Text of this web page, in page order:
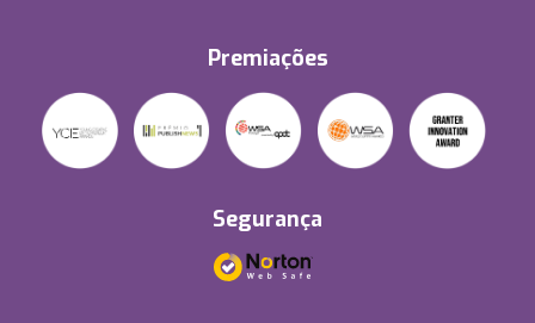
Premiações
Segurança